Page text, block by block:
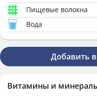
Пищевые волокна
Вода
Добавить
Витамины и